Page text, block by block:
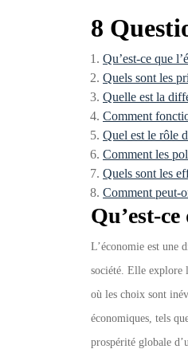
8
Qu’est-ce que
Quels sont les
Quelle est la
Comment
Quel est le rôle
Comment les
Quels sont les
Comment peut-
Qu’est-
L’économie est une
société. Elle explore
où les choix sont
économiques, tels
prospérité globale